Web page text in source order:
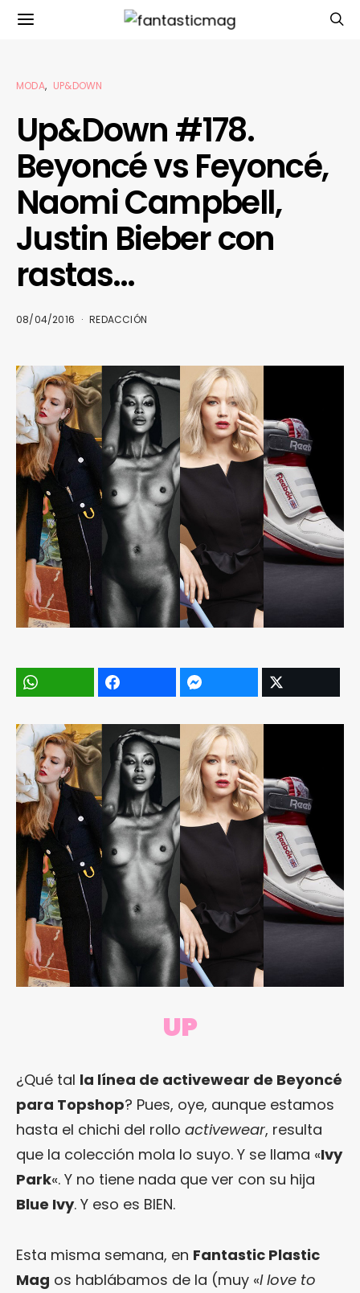
MODA UP&DOWN
Up&Down #178.
Beyoncé vs Feyoncé,
Naomi Campbell,
Justin Bieber con
rastas…
08/04/2016 REDACCIÓN
UP
¿Qué tal la línea de activewear de Beyoncé
para Topshop? Pues, oye, aunque estamos
hasta el chichi del rollo activewear, resulta
que la colección mola lo suyo. Y se llama «Ivy
Park«. Y no tiene nada que ver con su hija
Blue Ivy. Y eso es BIEN.
Esta misma semana, en Fantastic Plastic
Mag os hablábamos de la (muy «I love to